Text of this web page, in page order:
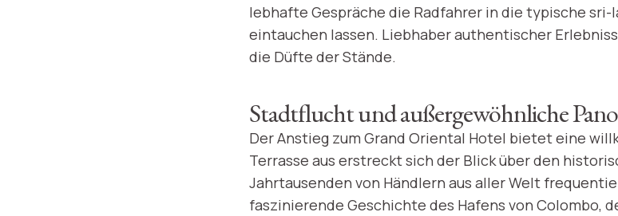
lebhafte Gespräche die Radfahrer in die typische
eintauchen lassen. Liebhaber authentischer
die Düfte der Stände.
Stadtflucht und außergewöhnliche
Der Anstieg zum Grand Oriental Hotel bietet eine
Terrasse aus erstreckt sich der Blick über den
Jahrtausenden von Händlern aus aller Welt
faszinierende Geschichte des Hafens von Colombo,